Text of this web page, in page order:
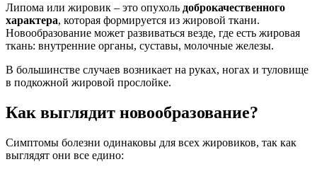
Липома или жировик – это опухоль доброкачественного
характера, которая формируется из жировой ткани.
Новообразование может развиваться везде, где есть жировая
ткань: внутренние органы, суставы, молочные железы.
В большинстве случаев возникает на руках, ногах и туловище
в подкожной жировой прослойке.
Как выглядит новообразование?
Симптомы болезни одинаковы для всех жировиков, так как
выглядят они все едино: